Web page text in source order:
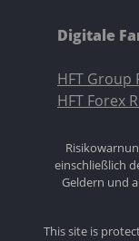
Digitale
HFT Group
HFT Forex
einschließlich
Geldern und
This site is